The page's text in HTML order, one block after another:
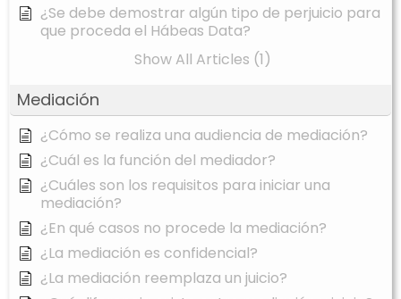
¿Se debe demostrar algún tipo de perjuicio para
que proceda el Hábeas Data?
Show All Articles (1)
Mediación
¿Cómo se realiza una audiencia de mediación?
¿Cuál es la función del mediador?
¿Cuáles son los requisitos para iniciar una
mediación?
¿En qué casos no procede la mediación?
¿La mediación es confidencial?
¿La mediación reemplaza un juicio?